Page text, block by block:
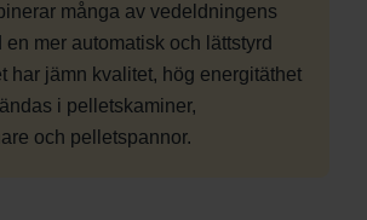
många av vedeldningens
en mer automatisk och lättstyrd
har jämn kvalitet, hög energitäthet
i pelletskaminer,
och pelletspannor.